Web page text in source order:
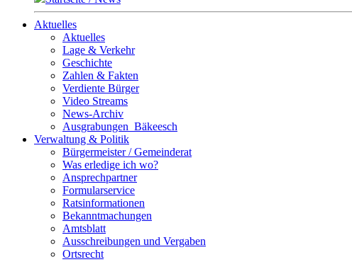
Aktuelles
Aktuelles
Lage & Verkehr
Geschichte
Zahlen & Fakten
Verdiente Bürger
Video Streams
News-Archiv
Ausgrabungen_Bäkeesch
Verwaltung & Politik
Bürgermeister / Gemeinderat
Was erledige ich wo?
Ansprechpartner
Formularservice
Ratsinformationen
Bekanntmachungen
Amtsblatt
Ausschreibungen und Vergaben
Ortsrecht